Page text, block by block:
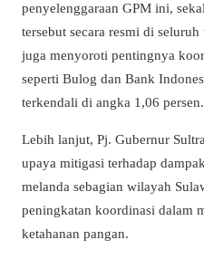
penyelenggaraan GPM ini,
tersebut secara resmi di
juga menyoroti pentingnya
seperti Bulog dan Bank
terkendali di angka 1,06 persen.
Lebih lanjut, Pj. Gubernur
upaya mitigasi terhadap
melanda sebagian wilayah
peningkatan koordinasi dalam
ketahanan pangan.